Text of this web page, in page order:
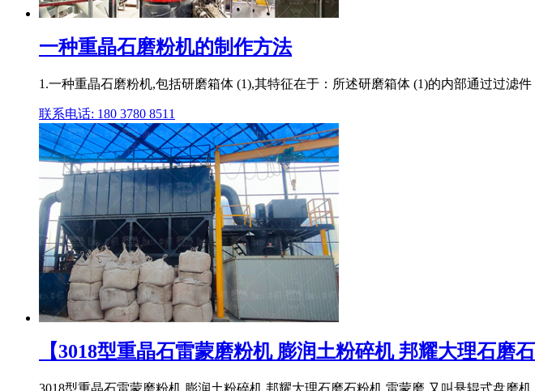
一种重晶石磨粉机的制作方法
1.一种重晶石磨粉机,包括研磨箱体 (1),其特征在于：所述研磨箱体 (1)的内部通过过滤
联系电话: 180 3780 8511
【3018型重晶石雷蒙磨粉机 膨润土粉碎机 邦耀大理石磨
3018型重晶石雷蒙磨粉机 膨润土粉碎机 邦耀大理石磨石粉机 雷蒙磨,又叫悬辊式盘